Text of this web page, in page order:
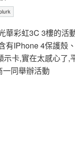
華彩虹3C 3樓的活
有IPhone 4保護殼
示卡,實在太感心了
同舉辦活動